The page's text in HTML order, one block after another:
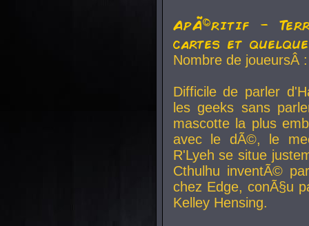
ApÃ©ritif -
cartes et
Nombre de
Difficile de parler
les geeks sans
mascotte la plus
avec le dÃ©, le
R'Lyeh se situe
Cthulhu inventÃ©
chez Edge, conÃ§u
Kelley Hensing.